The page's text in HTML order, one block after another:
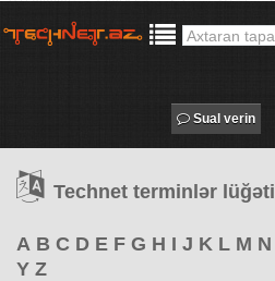
Sual verin
Technet terminlər lüğəti
A B C D E F G H I J K L M N
Y Z